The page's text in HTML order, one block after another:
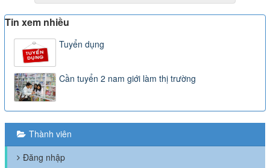
LIÊN
HỆ
Tin xem nhiều
Tuyển dụng
Cần tuyển 2 nam giới làm thị trường
Thành viên
Đăng nhập